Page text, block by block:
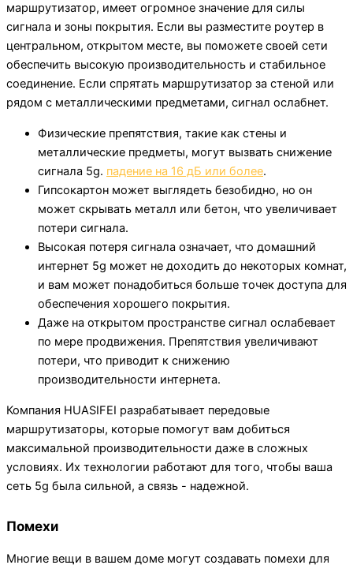
маршрутизатор, имеет огромное значение для силы
сигнала и зоны покрытия. Если вы разместите роутер в
центральном, открытом месте, вы поможете своей сети
обеспечить высокую производительность и стабильное
соединение. Если спрятать маршрутизатор за стеной или
рядом с металлическими предметами, сигнал ослабнет.
Физические препятствия, такие как стены и
металлические предметы, могут вызвать снижение
сигнала 5g. падение на 16 дБ или более.
Гипсокартон может выглядеть безобидно, но он
может скрывать металл или бетон, что увеличивает
потери сигнала.
Высокая потеря сигнала означает, что домашний
интернет 5g может не доходить до некоторых комнат,
и вам может понадобиться больше точек доступа для
обеспечения хорошего покрытия.
Даже на открытом пространстве сигнал ослабевает
по мере продвижения. Препятствия увеличивают
потери, что приводит к снижению
производительности интернета.
Компания HUASIFEI разрабатывает передовые
маршрутизаторы, которые помогут вам добиться
максимальной производительности даже в сложных
условиях. Их технологии работают для того, чтобы ваша
сеть 5g была сильной, а связь - надежной.
Помехи
Многие вещи в вашем доме могут создавать помехи для